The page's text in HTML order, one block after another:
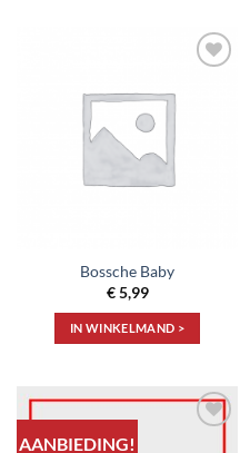
Bossche Baby
€5,99
IN WINKELMAND >
AANBIEDING!